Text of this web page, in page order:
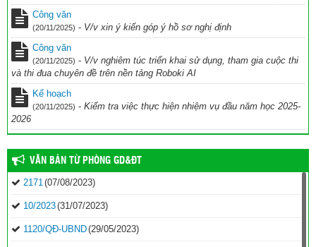
Kế hoạch hoạt động CLB TDTD 2025-2026
Công văn
(20/11/2025) - V/v xin ý kiến góp ý hồ sơ nghị định
Công văn
(20/11/2025) - V/v nghiêm túc triển khai sử dụng, tham gia cuộc thi
và thi đua chuyên đề trên nền tảng Roboki AI
Kế hoạch
(20/11/2025) - Kiểm tra việc thực hiện nhiệm vụ đầu năm học 2025-
2026
VĂN BẢN TỪ PHÒNG GD&ĐT
2171(07/08/2023)
10/2023(31/07/2023)
1120/QĐ-UBND(29/05/2023)